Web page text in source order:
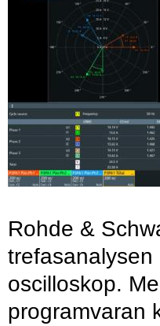
Rohde &
trefasanalysen
oscilloskop.
programvaran